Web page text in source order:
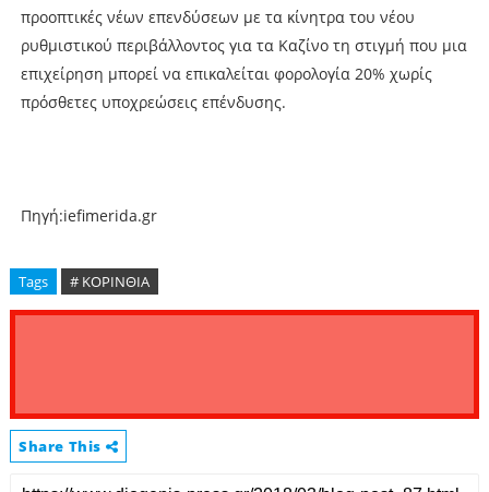
προοπτικές νέων επενδύσεων με τα κίνητρα του νέου
ρυθμιστικού περιβάλλοντος για τα Καζίνο τη στιγμή που μια
επιχείρηση μπορεί να επικαλείται φορολογία 20% χωρίς
πρόσθετες υποχρεώσεις επένδυσης.
Πηγή:iefimerida.gr
Tags # ΚΟΡΙΝΘΙΑ
Share This